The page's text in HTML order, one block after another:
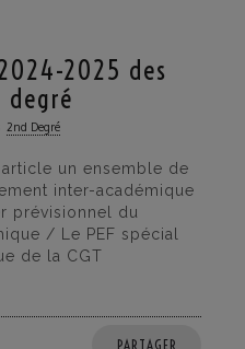
2025 des
degré
2nd Degré
un ensemble de
inter-académique
prévisionnel du
/ Le PEF spécial
de la CGT
PARTAGER